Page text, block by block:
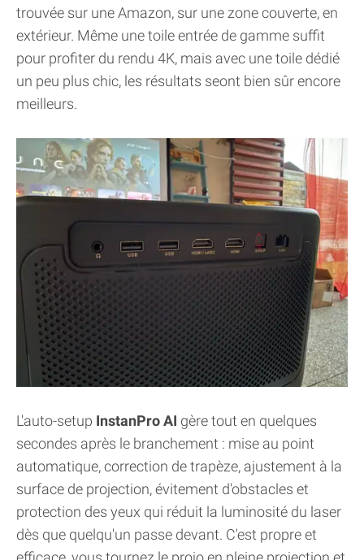
trouvée sur une Amazon, sur une zone couverte, en
extérieur. Même une toile entrée de gamme suffit
pour profiter du rendu 4K, mais avec une toile dédié
un peu plus chic, les résultats seont bien sûr encore
meilleurs.
L'auto-setup InstanPro AI gère tout en quelques
secondes après le branchement : mise au point
automatique, correction de trapèze, ajustement à la
surface de projection, évitement d'obstacles et
protection des yeux qui réduit la luminosité du laser
dès que quelqu'un passe devant. C'est propre et